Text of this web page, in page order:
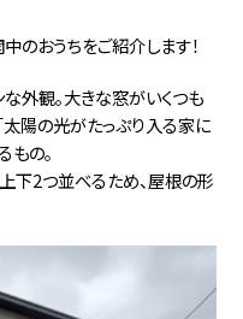
のおうちをご紹介します！
外観。大きな窓がいくつも
太陽の光がたっぷり入る家に
もの。
下2つ並べるため、屋根の形